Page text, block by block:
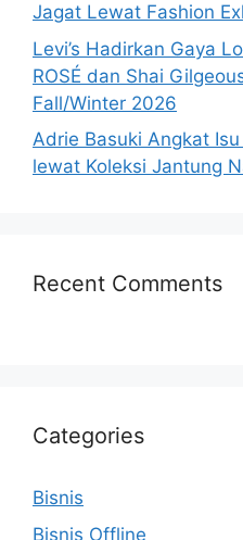
Jagat Lewat Fashion
Levi’s Hadirkan Gaya
ROSÉ dan Shai
Fall/Winter 2026
Adrie Basuki Angkat
lewat Koleksi Jantung
Recent Comments
Categories
Bisnis
Bisnis Offline